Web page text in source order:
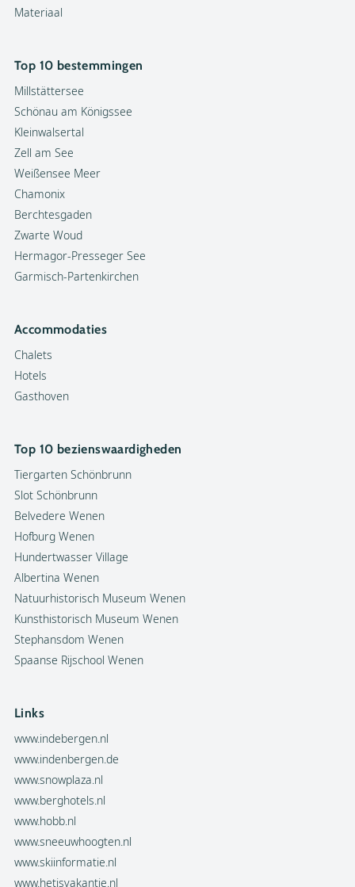
Materiaal
Top 10 bestemmingen
Millstättersee
Schönau am Königssee
Kleinwalsertal
Zell am See
Weißensee Meer
Chamonix
Berchtesgaden
Zwarte Woud
Hermagor-Presseger See
Garmisch-Partenkirchen
Accommodaties
Chalets
Hotels
Gasthoven
Top 10 bezienswaardigheden
Tiergarten Schönbrunn
Slot Schönbrunn
Belvedere Wenen
Hofburg Wenen
Hundertwasser Village
Albertina Wenen
Natuurhistorisch Museum Wenen
Kunsthistorisch Museum Wenen
Stephansdom Wenen
Spaanse Rijschool Wenen
Links
www.indebergen.nl
www.indenbergen.de
www.snowplaza.nl
www.berghotels.nl
www.hobb.nl
www.sneeuwhoogten.nl
www.skiinformatie.nl
www.hetisvakantie.nl